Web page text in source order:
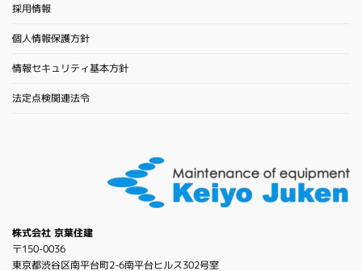
採用情報
個人情報保護方針
情報セキュリティ基本方針
法定点検関連法令
株式会社 京葉住建
〒150-0036
東京都渋谷区南平台町2-6南平台ヒルス302号室